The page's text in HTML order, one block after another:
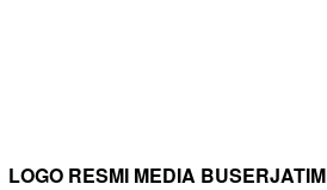
LOGO RESMI MEDIA BUSERJATIM